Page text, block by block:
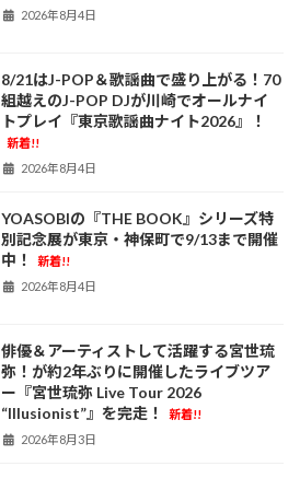
2026年8月4日
8/21はJ-POP＆歌謡曲で盛り上がる！70
組越えのJ-POP DJが川崎でオールナイ
トプレイ『東京歌謡曲ナイト2026』！
新着!!
2026年8月4日
YOASOBIの『THE BOOK』シリーズ特
別記念展が東京・神保町で9/13まで開催
中！
新着!!
2026年8月4日
俳優＆アーティストして活躍する宮世琉
弥！が約2年ぶりに開催したライブツア
ー『宮世琉弥 Live Tour 2026
“Illusionist”』を完走！
新着!!
2026年8月3日